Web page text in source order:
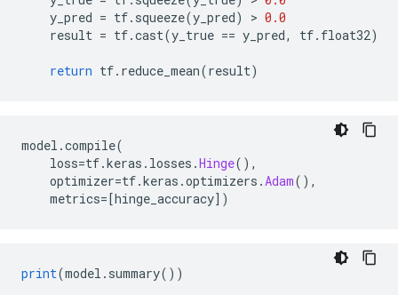
y_pred = tf. squeeze(y_pred) > 0.0
result = tf.cast(y_true == y_pred, tf. float32)
return tf. reduce_mean(result)
model .compile(
loss=tf.keras . losses .Hinge(),
optimizer=tf.keras .optimizers .Adam(),
metrics=[hinge_accuracy])
print(model . summary())